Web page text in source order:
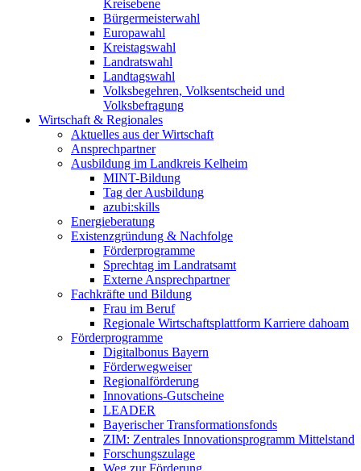
Kreisebene
Bürgermeisterwahl
Europawahl
Kreistagswahl
Landratswahl
Landtagswahl
Volksbegehren, Volksentscheid und
Volksbefragung
Wirtschaft & Regionales
Aktuelles aus der Wirtschaft
Ansprechpartner
Ausbildung im Landkreis Kelheim
MINT-Bildung
Tag der Ausbildung
azubi:skills
Energieberatung
Existenzgründung & Nachfolge
Förderprogramme
Sprechtag im Landratsamt
Externe Ansprechpartner
Fachkräfte und Bildung
Frau im Beruf
Regionale Wirtschaftsplattform Karriere dahoam
Förderprogramme
Digitalbonus Bayern
Förderwegweiser
Regionalförderung
Innovations-Gutscheine
LEADER
Bayerischer Transformationsfonds
ZIM: Zentrales Innovationsprogramm Mittelstand
Forschungszulage
Weg zur Förderung